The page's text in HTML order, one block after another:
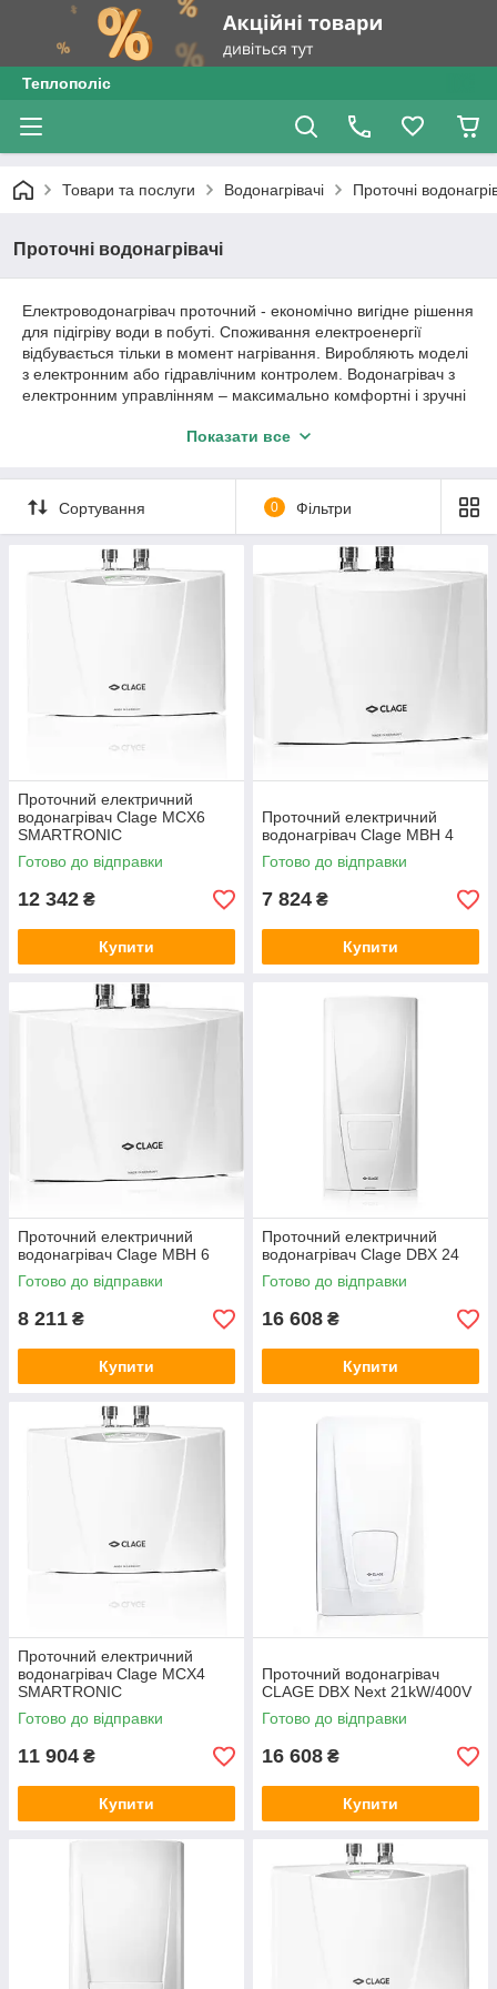
Теплополіс
Товари та послуги Водонагрівачі Проточні
Проточні водонагрівачі
Електроводонагрівач проточний - економічно вигідне рішення
для підігріву води в побуті. Споживання електроенергії
відбувається тільки в момент нагрівання. Виробляють моделі
з електронним або гідравлічним контролем. Водонагрівач з
електронним управлінням – максимально комфортні і зручні
Важливо звернути увагу при виборі на такі характеристики:
Продуктивність (л/хв). Наприклад: 2-4 л/хв – вимити
руки, 3-5 л/хв – помити посуд, 4-8 л/хв – прийняти душ,
8-10 л/хв – набрати ванну.
Потужність (номінальна, кВт). Наприклад: 3-4 кВт –
вимити руки, 7-17 кВт – прийняти душ, 21 кВт і більше –
набрати ванну.
Показати все
Сортування 0 Фільтри
Проточний електричний
водонагрівач Clage MCX6
SMARTRONIC
Готово до відправки
12 342 ₴
Купити
Проточний електричний
водонагрівач Clage MBH 4
Готово до відправки
7 824 ₴
Купити
Проточний електричний
водонагрівач Clage MBH 6
Готово до відправки
8 211 ₴
Купити
Проточний електричний
водонагрівач Clage DBX 24
Готово до відправки
16 608 ₴
Купити
Проточний електричний
водонагрівач Clage MCX4
SMARTRONIC
Готово до відправки
11 904 ₴
Купити
Проточний водонагрівач
CLAGE DBX Next 21kW/400V
Готово до відправки
16 608 ₴
Купити